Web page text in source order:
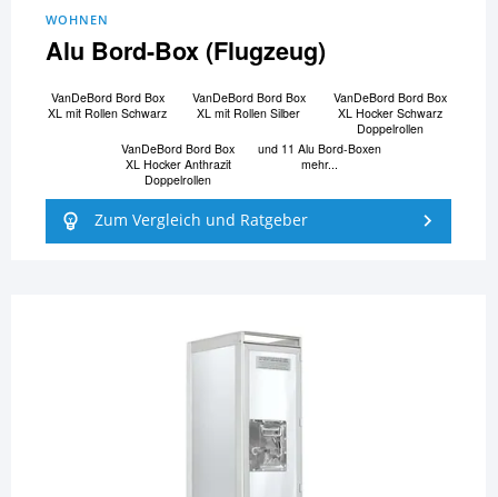
WOHNEN
Alu Bord-Box (Flugzeug)
VanDeBord Bord Box
XL mit Rollen Schwarz
VanDeBord Bord Box
XL mit Rollen Silber
VanDeBord Bord Box
XL Hocker Schwarz
Doppelrollen
VanDeBord Bord Box
XL Hocker Anthrazit
Doppelrollen
und 11 Alu Bord-Boxen
mehr...
Zum Vergleich und Ratgeber